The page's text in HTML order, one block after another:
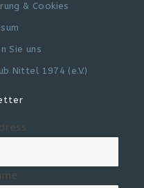
& Cookies
Sie uns
Nittel 1974 (e.V.)